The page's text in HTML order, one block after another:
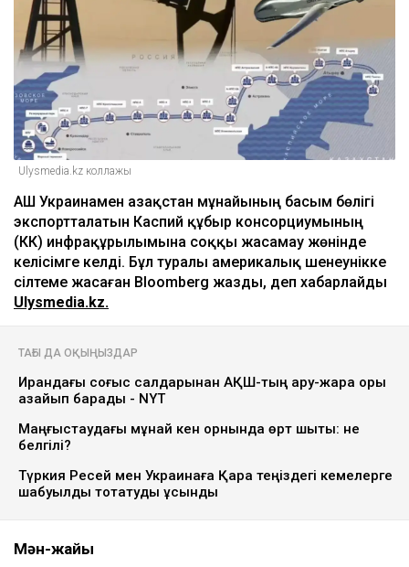
Ulysmedia.kz коллажы
АҚШ Украинамен Қазақстан мұнайының басым бөлігі
экспортталатын Каспий құбыр консорциумының
(КҚК) инфрақұрылымына соққы жасамау жөнінде
келісімге келді. Бұл туралы америкалық шенеунікке
сілтеме жасаған Bloomberg жазды, деп хабарлайды
Ulysmedia.kz.
ТАҒЫ ДА ОҚЫҢЫЗДАР
Ирандағы соғыс салдарынан АҚШ-тың қару-жарақ қоры
азайып барады - NYT
Маңғыстаудағы мұнай кен орнында өрт шықты: не
белгілі?
Түркия Ресей мен Украинаға Қара теңіздегі кемелерге
шабуылды тоқтатуды ұсынды
Мән-жайы